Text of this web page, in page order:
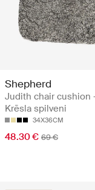
Shepherd
Judith chair cushion
Krēsla spilveni
34X36CM
48.30 € 69 €